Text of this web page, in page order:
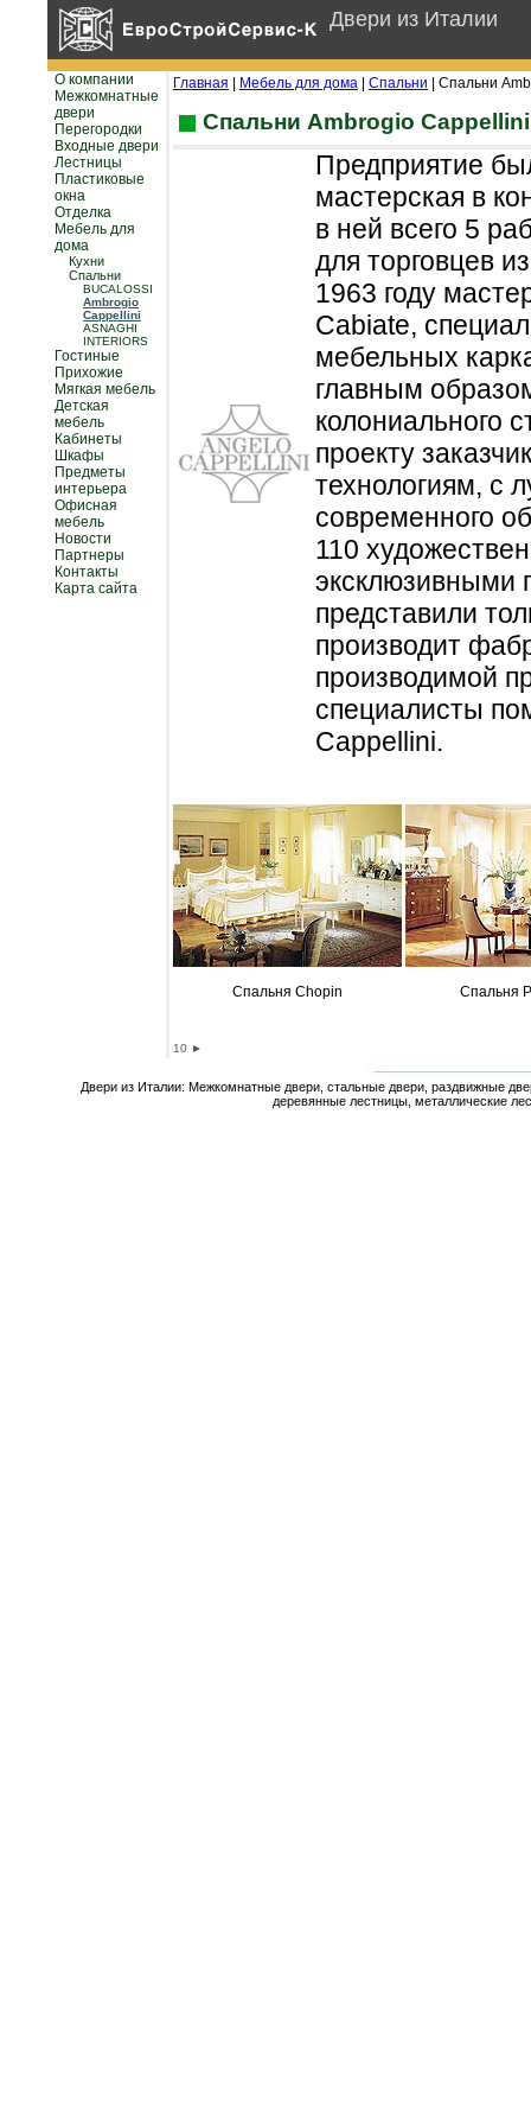
Двери из Италии
О компании
Межкомнатные
двери
Перегородки
Входные двери
Лестницы
Пластиковые
окна
Отделка
Мебель для
дома
Кухни
Спальни
BUCALOSSI
Ambrogio
Cappellini
ASNAGHI
INTERIORS
Гостиные
Прихожие
Мягкая мебель
Детская
мебель
Кабинеты
Шкафы
Предметы
интерьера
Офисная
мебель
Новости
Партнеры
Контакты
Карта сайта
Главная Мебель для дома Спальни | Спальни
Спальни Ambrogio Cappellini
Предприятие
мастерская в
в ней всего 5
для торговцев
1963 году
Cabiate,
мебельных
главным
колониального
проекту
технологиям, с
современного
110
эксклюзивными
представили
производит
производимой
специалисты
Cappellini.
Спальня Chopin Спальня
10 ►
Двери из Италии: Межкомнатные двери, стальные двери, раздвижные
деревянные лестницы, металлические